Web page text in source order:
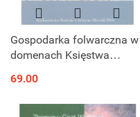
Gospodarka folwarczna w
domenach Księstwa
początku XVII wieku
69.00